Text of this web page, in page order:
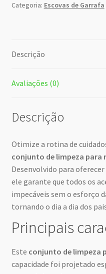
Categoria: Escovas de Garrafa
Descrição
Avaliações (0)
Descrição
Otimize a rotina de
conjunto de limpeza para
Desenvolvido para
ele garante que todos os
impecáveis sem o esforço
tornando o dia a dia dos
Principais
Este conjunto de limpeza
capacidade foi projetado